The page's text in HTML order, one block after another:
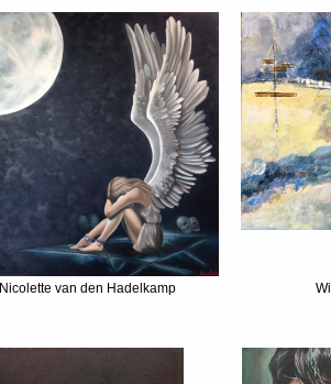
Nicolette van den Hadelkamp